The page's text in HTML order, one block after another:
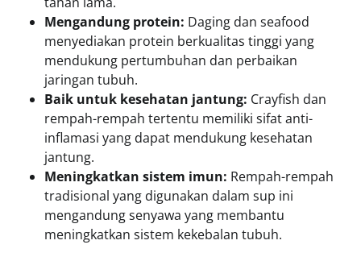
Mengandung protein: Daging dan seafood
menyediakan protein berkualitas tinggi yang
mendukung pertumbuhan dan perbaikan
jaringan tubuh.
Baik untuk kesehatan jantung: Crayfish dan
rempah-rempah tertentu memiliki sifat anti-
inflamasi yang dapat mendukung kesehatan
jantung.
Meningkatkan sistem imun: Rempah-rempah
tradisional yang digunakan dalam sup ini
mengandung senyawa yang membantu
meningkatkan sistem kekebalan tubuh.